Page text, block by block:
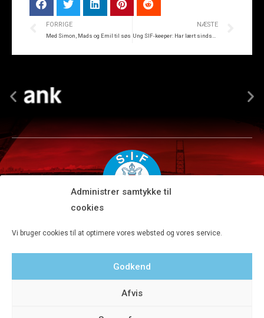
Administrer samtykke til
cookies
Vi bruger cookies til at optimere vores websted og vores service.
Godkend
Afvis
FORRIGE
Med Simon, Mads og Emil til søs
NÆSTE
Tlf 8680 4477 · Fax 8680 4647 · Kontortid man-fre kl. 9-15